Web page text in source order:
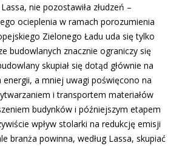
nie pozostawiła złudzeń –
ocieplenia w ramach porozumienia
Zielonego Ładu uda się tylko
budowlanych znacznie ograniczy się
skupiał się dotąd głównie na
energii, a mniej uwagi poświęcono na
i transportem materiałów
budynków i późniejszym etapem
wpływ stolarki na redukcję emisji
branża powinna, według Lassa, skupiać